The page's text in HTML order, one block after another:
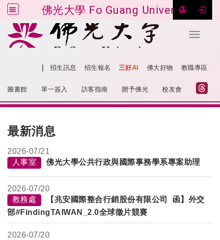
佛光大學 Fo Guang University
Toggle
跳到主要內容
招生訊息 招生報名 三好AI 佛大好物 教職專區
圖書館 單一簽入 訪客指南 贈予佛光 校友會
最新消息
2026-07/21
人事室
佛光大學公共行政與國際事務學系專案助理
2026-07/20
教務處
【兆安國際整合行銷股份有限公司 函】外交
部#FindingTAIWAN_2.0全球徵片競賽
2026-07/20